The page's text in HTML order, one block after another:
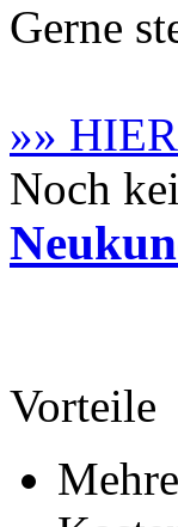
Gerne
»»
Noch
Vorteile